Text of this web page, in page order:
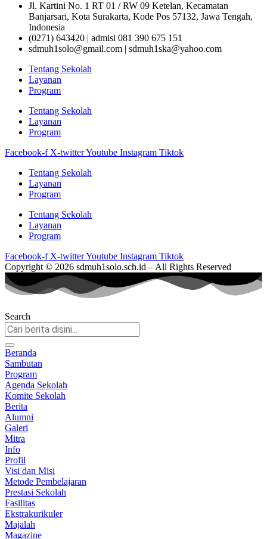
Jl. Kartini No. 1 RT 01 / RW 09 Ketelan, Kecamatan
Banjarsari, Kota Surakarta, Kode Pos 57132, Jawa Tengah,
Indonesia
(0271) 643420 | admisi 081 390 675 151
sdmuh1solo@gmail.com | sdmuh1ska@yahoo.com
Tentang Sekolah
Layanan
Program
Tentang Sekolah
Layanan
Program
Facebook-f X-twitterYoutube Instagram Tiktok
Tentang Sekolah
Layanan
Program
Tentang Sekolah
Layanan
Program
Facebook-f X-twitterYoutube Instagram Tiktok
Copyright © 2026 sdmuh1solo.sch.id – All Rights Reserved
Search
Beranda
Sambutan
Program
Agenda Sekolah
Komite Sekolah
Berita
Alumni
Galeri
Mitra
Info
Profil
Visi dan Misi
Metode Pembelajaran
Prestasi Sekolah
Fasilitas
Ekstrakurikuler
Majalah
Magazine